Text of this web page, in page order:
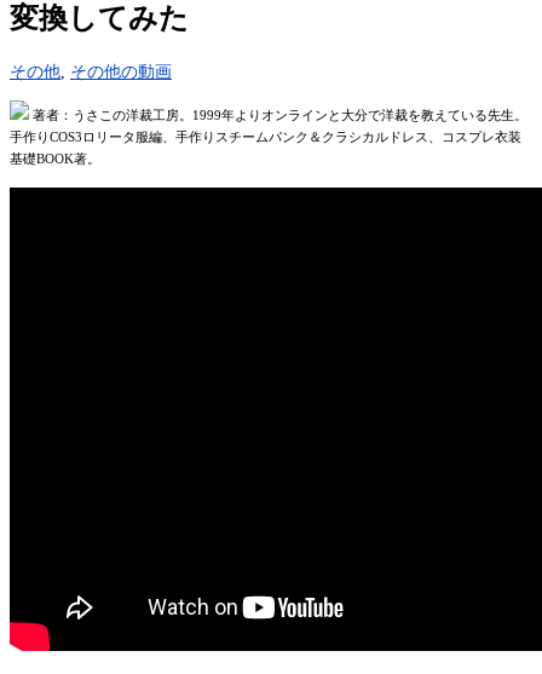
変換してみた
その他 その他の動画
著者：うさこの洋裁工房。1999年よりオンラインと大分で洋裁を教えている先生。
手作りCOS3ロリータ服編、手作りスチームパンク＆クラシカルドレス、コスプレ衣装
基礎BOOK著。